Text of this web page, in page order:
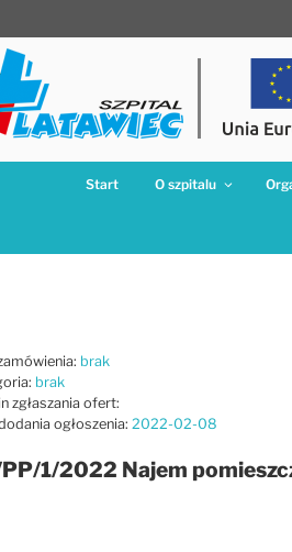
Start O szpitalu
brak
brak
zgłaszania ofert:
ogłoszenia: 2022-02-08
1/2022 Najem